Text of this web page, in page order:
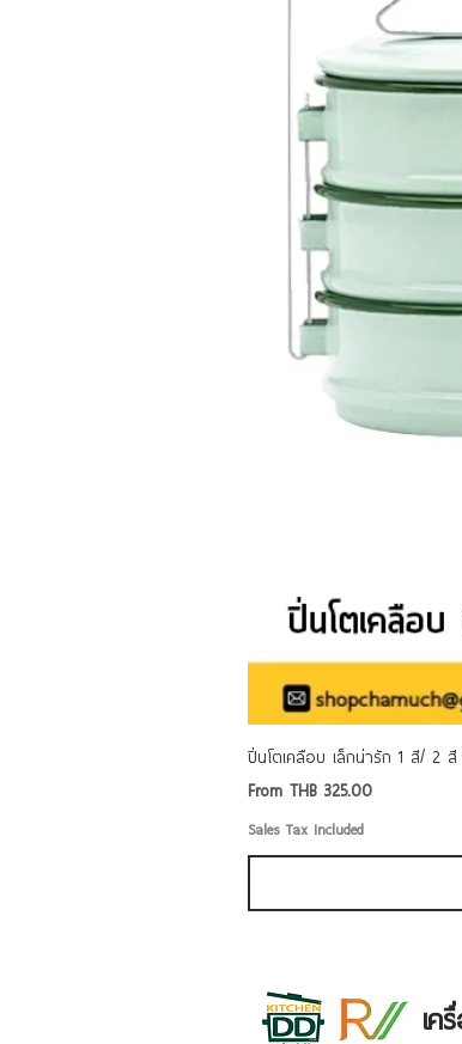
ปิ่นโตเคลือบ เล็กน่ารัก 1 สี/ 2
From THB 325.00
Sale Price
Sales Tax Included
เค